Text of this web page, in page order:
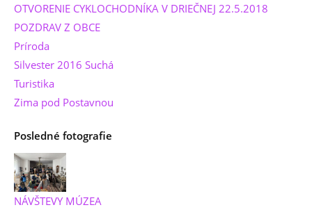
OTVORENIE CYKLOCHODNÍKA V DRIEČNEJ 22.5.2018
POZDRAV Z OBCE
Príroda
Silvester 2016 Suchá
Turistika
Zima pod Postavnou
Posledné fotografie
NÁVŠTEVY MÚZEA